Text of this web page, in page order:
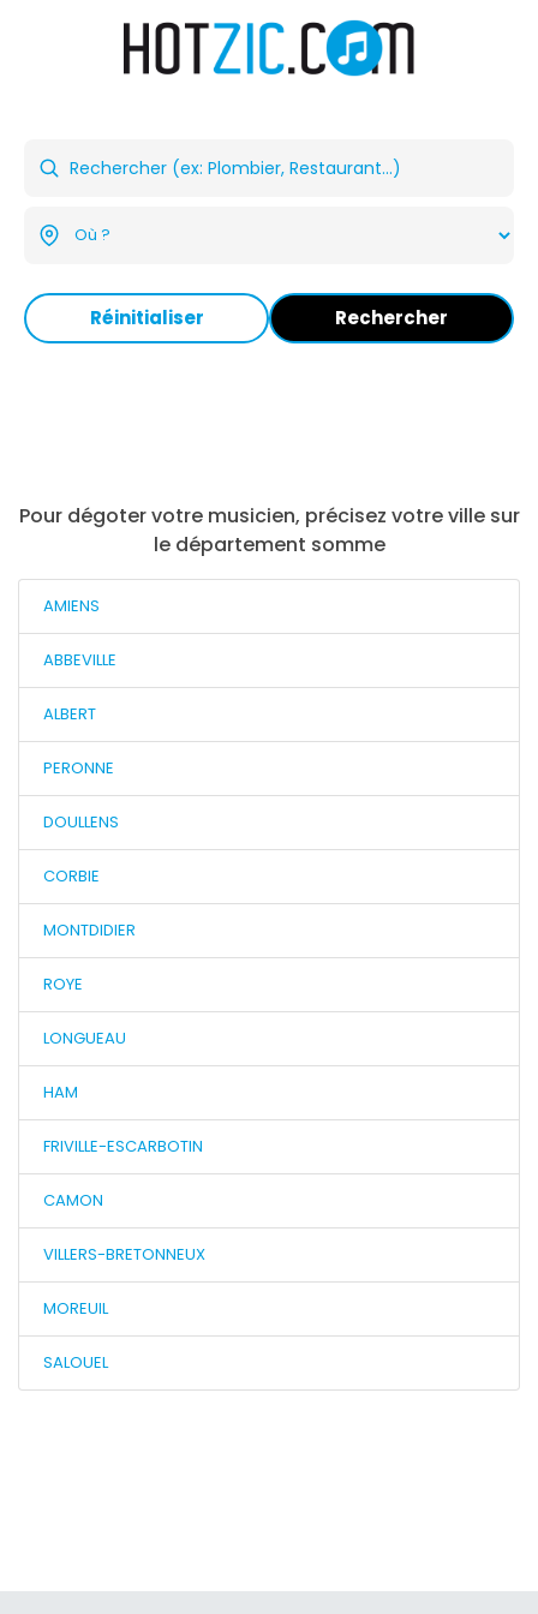
Réinitialiser Rechercher
Pour dégoter votre musicien, précisez votre ville sur
le département somme
AMIENS
ABBEVILLE
ALBERT
PERONNE
DOULLENS
CORBIE
MONTDIDIER
ROYE
LONGUEAU
HAM
FRIVILLE-ESCARBOTIN
CAMON
VILLERS-BRETONNEUX
MOREUIL
SALOUEL